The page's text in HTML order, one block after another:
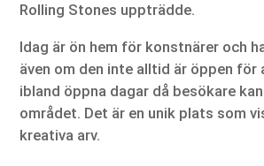
Rolling Stones uppträdde.
Idag är ön hem för konstnärer och
även om den inte alltid är öppen för
ibland öppna dagar då besökare
området. Det är en unik plats som
kreativa arv.